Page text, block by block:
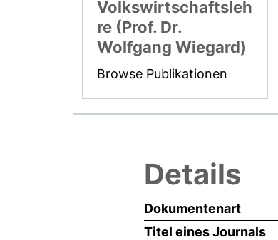
Volkswirtschaftsleh
re (Prof. Dr.
Wolfgang Wiegard)
Browse Publikationen
Details
Dokumentenart
Titel eines Journals